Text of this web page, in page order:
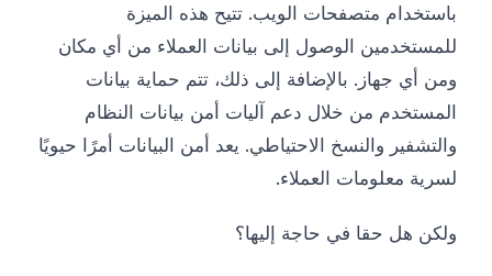
باستخدام متصفحات الويب. تتيح هذه الميزة
للمستخدمين الوصول إلى بيانات العملاء من أي مكان
ومن أي جهاز. بالإضافة إلى ذلك، تتم حماية بيانات
المستخدم من خلال دعم آليات أمن بيانات النظام
والتشفير والنسخ الاحتياطي. يعد أمن البيانات أمرًا حيويًا
لسرية معلومات العملاء.
ولكن هل حقا في حاجة إليها؟